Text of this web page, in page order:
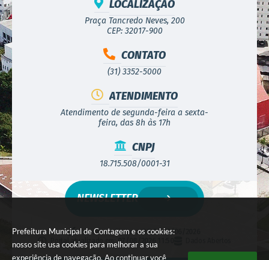
Prefeitura Municipal de Contagem e os cookies:
nosso site usa cookies para melhorar a sua
experiência de navegação. Ao continuar você
LOCALIZAÇÃO
Praça Tancredo Neves, 200
CEP: 32017-900
CONTATO
(31) 3352-5000
ATENDIMENTO
Atendimento de segunda-feira a sexta-
feira, das 8h às 17h
CNPJ
18.715.508/0001-31
Versão do Sistema:3.5.3 - 19/06/2026
Portal atualizado em:
07/08/2026 11:50
NEWSLETTER